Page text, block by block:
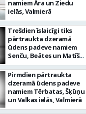
namiem Āra un Ziedu
ielās, Valmierā
Trešdien īslaicīgi tiks
pārtraukta dzeramā
ūdens padeve namiem
Senču, Beātes un Matīšu
ielās, Valmierā
Pirmdien pārtraukta
dzeramā ūdens padeve
namiem Tērbatas, Šķūņu
un Valkas ielās, Valmierā